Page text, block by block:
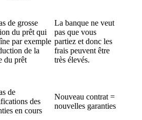
de grosse
du prêt qui
par exemple
de la
du prêt
La banque ne veut
pas que vous
partiez et donc les
frais peuvent être
très élevés.
de
des
en cours
Nouveau contrat =
nouvelles garanties